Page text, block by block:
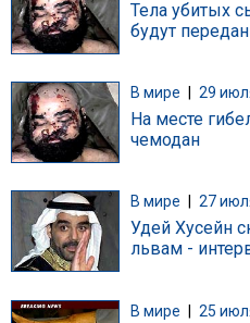
Тела убитых
будут
В мире 29
На месте
чемодан
В мире 27
Удей Хусейн
львам -
В мире | 25